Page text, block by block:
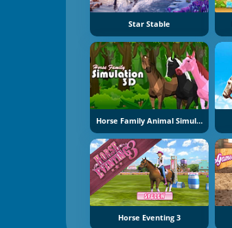
Star Stable
Horse Family Animal Simulation 3D
Horse Eventing 3